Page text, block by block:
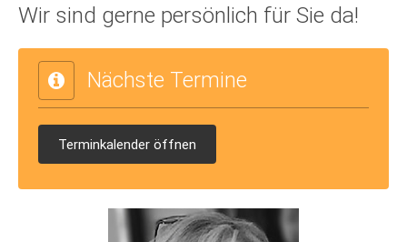
Wir sind gerne persönlich für Sie da!
Nächste Termine
Terminkalender öffnen